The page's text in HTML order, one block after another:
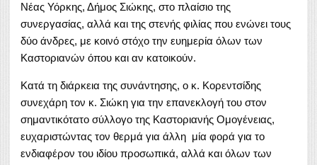
Νέας Υόρκης, Δήμος Σιώκης, στο πλαίσιο της
συνεργασίας, αλλά και της στενής φιλίας που ενώνει τους
δύο άνδρες, με κοινό στόχο την ευημερία όλων των
Καστοριανών όπου και αν κατοικούν.
Κατά τη διάρκεια της συνάντησης, ο κ. Κορεντσίδης
συνεχάρη τον κ. Σιώκη για την επανεκλογή του στον
σημαντικότατο σύλλογο της Καστοριανής Ομογένειας,
ευχαριστώντας τον θερμά για άλλη μία φορά για το
ενδιαφέρον του ιδίου προσωπικά, αλλά και όλων των